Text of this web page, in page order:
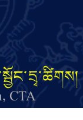
CTA